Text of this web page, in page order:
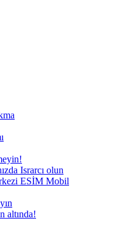
Israrcı olun
ESİM Mobil
altında!